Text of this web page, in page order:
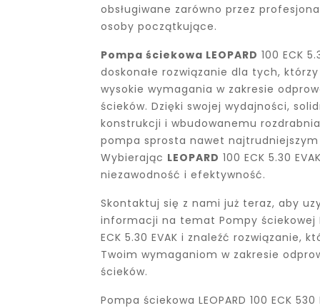
obsługiwane zarówno przez
osoby początkujące.
Pompa ściekowa LEOPARD 100 ECK
doskonałe rozwiązanie dla tych,
wysokie wymagania w zakresie
ścieków. Dzięki swojej wydajności,
konstrukcji i wbudowanemu
pompa sprosta nawet
Wybierając LEOPARD 100 ECK 5.30
niezawodność i efektywność.
Skontaktuj się z nami już teraz, aby
informacji na temat Pompy ściekowej
ECK 5.30 EVAK i znaleźć rozwiązanie,
Twoim wymaganiom w zakresie
ścieków.
Pompa ściekowa LEOPARD 100 ECK 530